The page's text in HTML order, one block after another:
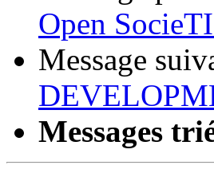
Open
Message
Messages